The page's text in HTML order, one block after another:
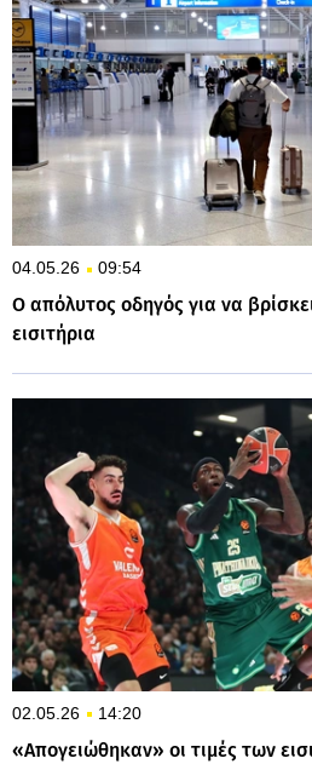
04.05.26 09:54
Ο απόλυτος οδηγός για να
εισιτήρια
02.05.26 14:20
«Απογειώθηκαν» οι τιμές των